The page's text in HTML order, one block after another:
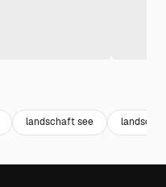
landschaft see